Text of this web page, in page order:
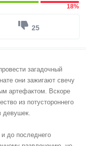
18%
25
загадочный
они зажигают свечу
артефактом. Вскоре
из потустороннего
девушек.
до последнего